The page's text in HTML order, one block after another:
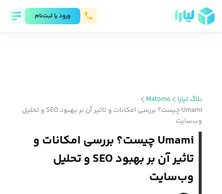
ورود يا ثبت‌نام
بلاگ لیارا
Matomo
Umami چیست؟ بررسی امکانات و تاثیر آن بر بهبود SEO و تحلیل
وب‌سایت
Umami چیست؟ بررسی امکانات و
تاثیر آن بر بهبود SEO و تحلیل
وب‌سایت